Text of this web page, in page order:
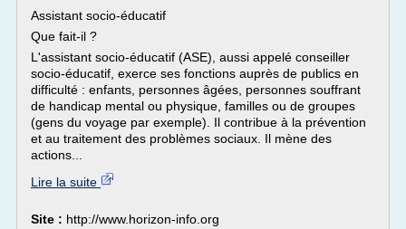
Assistant socio-éducatif
Que fait-il ?
L'assistant socio-éducatif (ASE), aussi appelé conseiller
socio-éducatif, exerce ses fonctions auprès de publics en
difficulté : enfants, personnes âgées, personnes souffrant
de handicap mental ou physique, familles ou de groupes
(gens du voyage par exemple). Il contribue à la prévention
et au traitement des problèmes sociaux. Il mène des
actions...
Lire la suite
Site : http://www.horizon-info.org